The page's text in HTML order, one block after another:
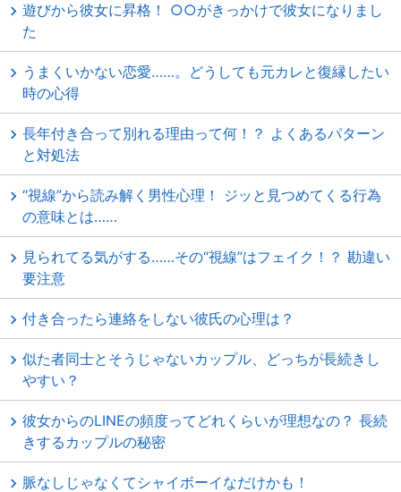
遊びから彼女に昇格！ ○○がきっかけで彼女になりまし
た
うまくいかない恋愛……。どうしても元カレと復縁したい
時の心得
長年付き合って別れる理由って何！？ よくあるパターン
と対処法
“視線”から読み解く男性心理！ ジッと見つめてくる行為
の意味とは……
見られてる気がする……その“視線”はフェイク！？ 勘違い
要注意
付き合ったら連絡をしない彼氏の心理は？
似た者同士とそうじゃないカップル、どっちが長続きし
やすい？
彼女からのLINEの頻度ってどれくらいが理想なの？ 長続
きするカップルの秘密
脈なしじゃなくてシャイボーイなだけかも！